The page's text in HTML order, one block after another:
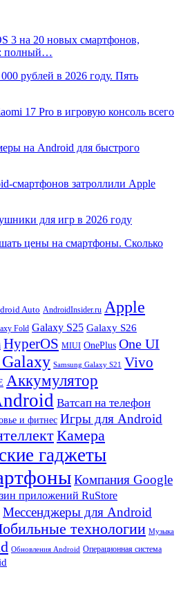
3 на 20 новых смартфонов,
полный…
рублей в 2026 году. Пять
17 Pro в игровую консоль всего
на Android для быстрого
смартфонов затроллили Apple
для игр в 2026 году
цены на смартфоны. Сколько
Auto AndroidInsider.ru Apple
Fold Galaxy S25 Galaxy S26
HyperOS MIUI OnePlus One UI
Galaxy Samsung Galaxy S21 Vivo
Аккумулятор
Ватсап на телефон
и фитнес Игры для Android
Камера
гаджеты
Компания Google
приложений RuStore
Мессенджеры для Android
технологии Музыка
Обновления Android Операционная система